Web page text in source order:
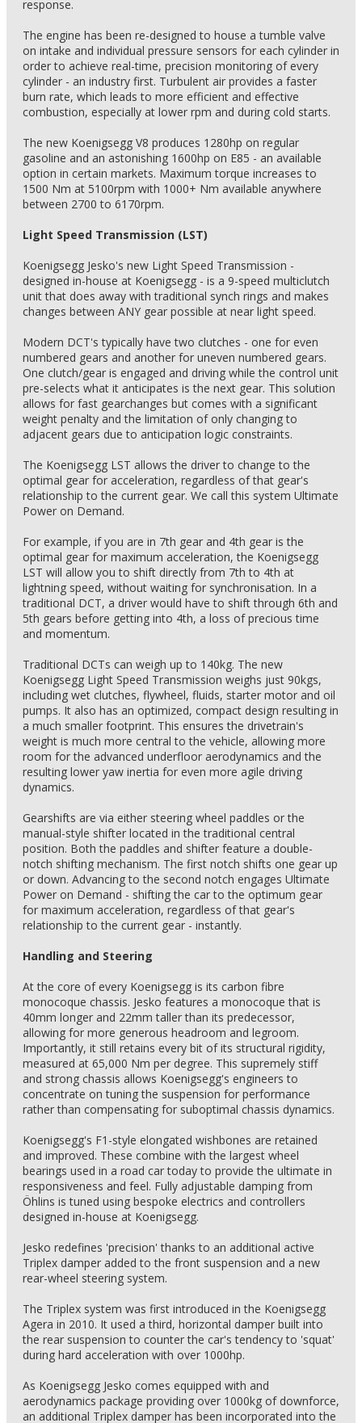
response.
The engine has been re-designed to house a tumble valve
on intake and individual pressure sensors for each cylinder in
order to achieve real-time, precision monitoring of every
cylinder - an industry first. Turbulent air provides a faster
burn rate, which leads to more efficient and effective
combustion, especially at lower rpm and during cold starts.
The new Koenigsegg V8 produces 1280hp on regular
gasoline and an astonishing 1600hp on E85 - an available
option in certain markets. Maximum torque increases to
1500 Nm at 5100rpm with 1000+ Nm available anywhere
between 2700 to 6170rpm.
Light Speed Transmission (LST)
Koenigsegg Jesko's new Light Speed Transmission -
designed in-house at Koenigsegg - is a 9-speed multiclutch
unit that does away with traditional synch rings and makes
changes between ANY gear possible at near light speed.
Modern DCT's typically have two clutches - one for even
numbered gears and another for uneven numbered gears.
One clutch/gear is engaged and driving while the control unit
pre-selects what it anticipates is the next gear. This solution
allows for fast gearchanges but comes with a significant
weight penalty and the limitation of only changing to
adjacent gears due to anticipation logic constraints.
The Koenigsegg LST allows the driver to change to the
optimal gear for acceleration, regardless of that gear's
relationship to the current gear. We call this system Ultimate
Power on Demand.
For example, if you are in 7th gear and 4th gear is the
optimal gear for maximum acceleration, the Koenigsegg
LST will allow you to shift directly from 7th to 4th at
lightning speed, without waiting for synchronisation. In a
traditional DCT, a driver would have to shift through 6th and
5th gears before getting into 4th, a loss of precious time
and momentum.
Traditional DCTs can weigh up to 140kg. The new
Koenigsegg Light Speed Transmission weighs just 90kgs,
including wet clutches, flywheel, fluids, starter motor and oil
pumps. It also has an optimized, compact design resulting in
a much smaller footprint. This ensures the drivetrain's
weight is much more central to the vehicle, allowing more
room for the advanced underfloor aerodynamics and the
resulting lower yaw inertia for even more agile driving
dynamics.
Gearshifts are via either steering wheel paddles or the
manual-style shifter located in the traditional central
position. Both the paddles and shifter feature a double-
notch shifting mechanism. The first notch shifts one gear up
or down. Advancing to the second notch engages Ultimate
Power on Demand - shifting the car to the optimum gear
for maximum acceleration, regardless of that gear's
relationship to the current gear - instantly.
Handling and Steering
At the core of every Koenigsegg is its carbon fibre
monocoque chassis. Jesko features a monocoque that is
40mm longer and 22mm taller than its predecessor,
allowing for more generous headroom and legroom.
Importantly, it still retains every bit of its structural rigidity,
measured at 65,000 Nm per degree. This supremely stiff
and strong chassis allows Koenigsegg's engineers to
concentrate on tuning the suspension for performance
rather than compensating for suboptimal chassis dynamics.
Koenigsegg's F1-style elongated wishbones are retained
and improved. These combine with the largest wheel
bearings used in a road car today to provide the ultimate in
responsiveness and feel. Fully adjustable damping from
Öhlins is tuned using bespoke electrics and controllers
designed in-house at Koenigsegg.
Jesko redefines 'precision' thanks to an additional active
Triplex damper added to the front suspension and a new
rear-wheel steering system.
The Triplex system was first introduced in the Koenigsegg
Agera in 2010. It used a third, horizontal damper built into
the rear suspension to counter the car's tendency to 'squat'
during hard acceleration with over 1000hp.
As Koenigsegg Jesko comes equipped with and
aerodynamics package providing over 1000kg of downforce,
an additional Triplex damper has been incorporated into the